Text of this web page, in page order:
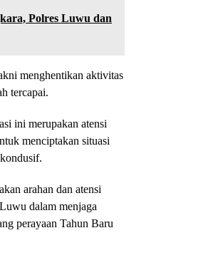
Polres Luwu dan
menghentikan aktivitas
tercapai.
ini merupakan atensi
menciptakan situasi
arahan dan atensi
dalam menjaga
perayaan Tahun Baru